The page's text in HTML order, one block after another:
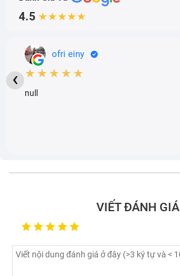
4.5 ★★★★★
ofri einy
★★★★★
null
‹
VIẾT ĐÁNH GIÁ